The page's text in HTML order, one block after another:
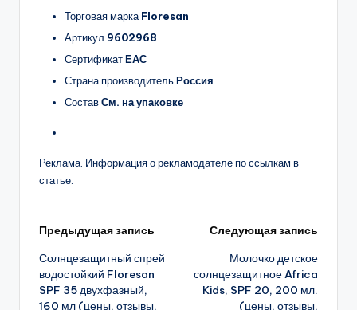
Торговая марка Floresan
Артикул 9602968
СертификатЕАС
Страна производительРоссия
СоставСм. на упаковке
Реклама. Информация о рекламодателе по ссылкам в
статье.
Навигация
записи
Предыдущая запись
Солнцезащитный спрей
водостойкий Floresan
SPF 35 двухфазный,
160 мл (цены, отзывы,
Следующая запись
Молочко детское
солнцезащитное Africa
Kids, SPF 20, 200 мл.
(цены, отзывы,